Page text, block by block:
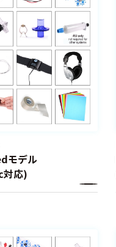
モデル
応)